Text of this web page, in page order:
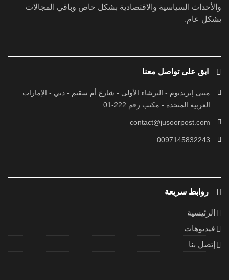
والأحداث السياسية والاقتصادية بشكل خاص وباقي المجالات
بشكل عام.
ابق على تواصل معنا
مبنى إيريديوم - البرشاء الأولى - شارع أم سقيم - دبي - الإمارات
العربية المتحدة - مكتب رقم 222-01
contact@jusoorpost.com
0097145832243
روابط سريعة
الرئيسية
فيديوهات
إتصل بنا